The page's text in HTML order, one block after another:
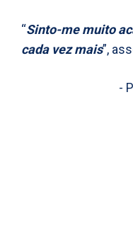
“Sinto-me muito
cada vez mais”,
-